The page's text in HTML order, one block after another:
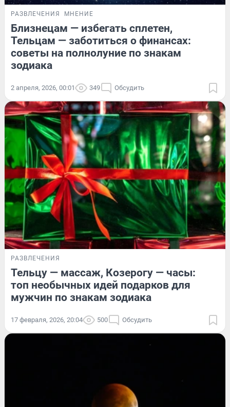
РАЗВЛЕЧЕНИЯ МНЕНИЕ
Близнецам — избегать сплетен,
Тельцам — заботиться о финансах:
советы на полнолуние по знакам
зодиака
2 апреля, 2026, 00:01 349 Обсудить
РАЗВЛЕЧЕНИЯ
Тельцу — массаж, Козерогу — часы:
топ необычных идей подарков для
мужчин по знакам зодиака
17 февраля, 2026, 20:04 500 Обсудить